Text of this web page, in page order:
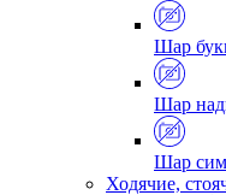
Шар
Шар
Шар
Ходячие,